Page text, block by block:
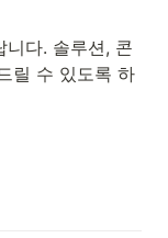
니다. 솔루션, 콘
릴 수 있도록 하